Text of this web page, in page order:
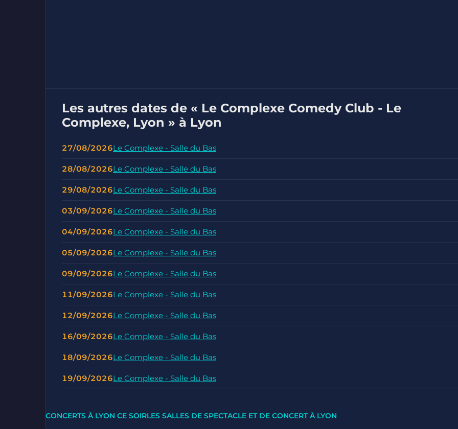
Les autres dates de « Le Complexe Comedy Club - Le
Complexe, Lyon » à Lyon
27/08/2026Le Complexe - Salle du Bas
28/08/2026Le Complexe - Salle du Bas
29/08/2026Le Complexe - Salle du Bas
03/09/2026Le Complexe - Salle du Bas
04/09/2026Le Complexe - Salle du Bas
05/09/2026Le Complexe - Salle du Bas
09/09/2026Le Complexe - Salle du Bas
11/09/2026Le Complexe - Salle du Bas
12/09/2026Le Complexe - Salle du Bas
16/09/2026Le Complexe - Salle du Bas
18/09/2026Le Complexe - Salle du Bas
19/09/2026Le Complexe - Salle du Bas
CONCERTS À LYON CE SOIRLES SALLES DE SPECTACLE ET DE CONCERT À LYON